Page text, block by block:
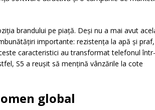
brandului pe piață. Deși nu a mai avut
importante: rezistența la apă și praf,
caracteristici au transformat telefonul
S5 a reușit să mențină vânzările la cote
global